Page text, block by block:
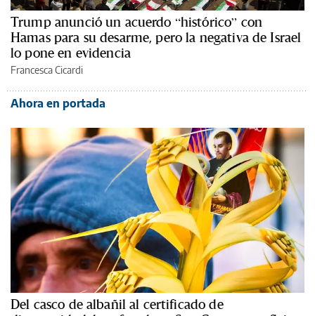
Trump anunció un acuerdo “histórico” con
Hamas para su desarme, pero la negativa de Israel
lo pone en evidencia
Francesca Cicardi
Ahora en portada
Del casco de albañil al certificado de